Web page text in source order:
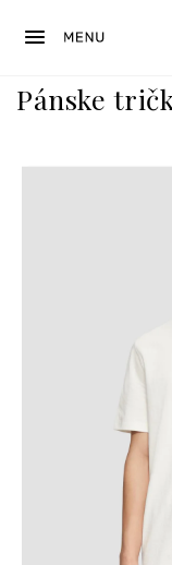
Pánske